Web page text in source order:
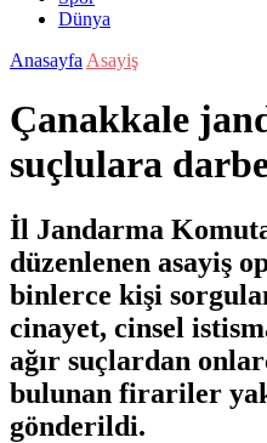
Dünya
Anasayfa Asayiş
Çanakkale
suçlulara
İl Jandarma
düzenlenen asayiş
binlerce kişi
cinayet, cinsel
ağır suçlardan
bulunan firariler
gönderildi.